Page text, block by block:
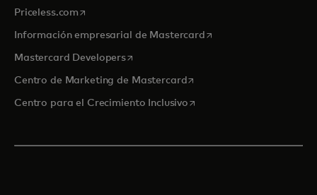
Priceless.com se abre en una pestaña nueva
Información empresarial de Mastercardse abre en una pestaña
Mastercard Developersse abre en una pestaña nueva
Centro de Marketing de Mastercardse abre en una pestaña
Centro para el Crecimiento Inclusivose abre en una pestaña